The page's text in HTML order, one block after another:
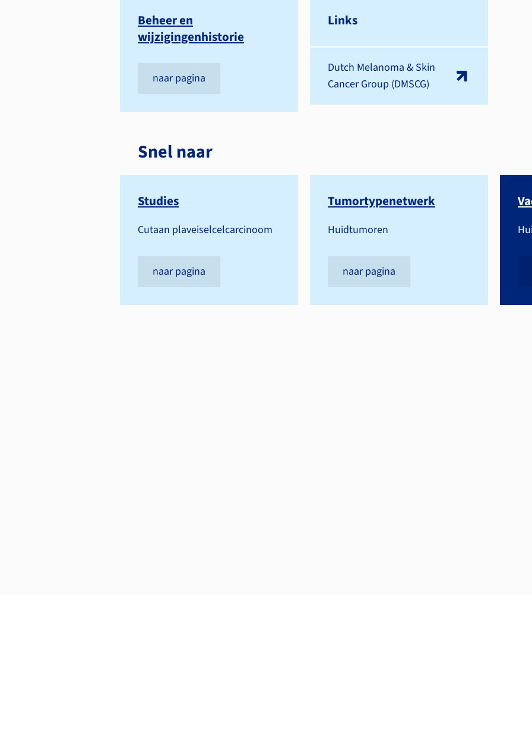
Beheer en
wijzigingenhistorie
naar pagina
Links
Dutch Melanoma & Skin
Cancer Group (DMSCG)
Snel naar
Studies
Cutaan plaveiselcel­carcinoom
naar pagina
Tumortypenetwerk
Huidtumoren
naar pagina